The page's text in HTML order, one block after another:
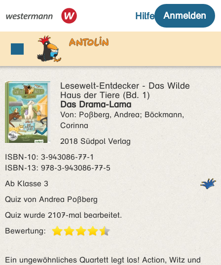
Lesewelt-Entdecker - Das Wilde
Haus der Tiere (Bd. 1)
Das Drama-Lama
Von: Poßberg, Andrea; Böckmann,
Corinna
2018 Südpol Verlag
ISBN‑10: 3-943086-77-1
ISBN‑13: 978-3-943086-77-5
Ab Klasse 3
Quiz von Andrea Poßberg
Quiz wurde 2107-mal bearbeitet.
Bewertung:
Ein ungewöhnliches Quartett legt los! Action, Witz und